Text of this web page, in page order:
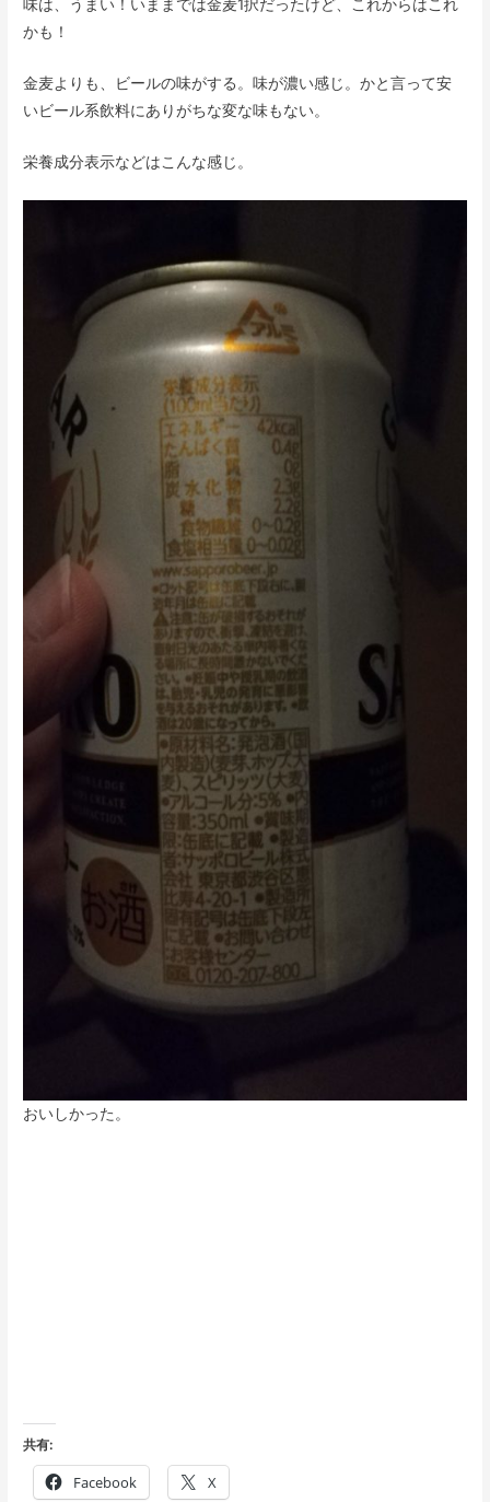
味は、うまい！いままでは金麦1択だったけど、これからはこれ
かも！
金麦よりも、ビールの味がする。味が濃い感じ。かと言って安
いビール系飲料にありがちな変な味もない。
栄養成分表示などはこんな感じ。
おいしかった。
共有:
Facebook X